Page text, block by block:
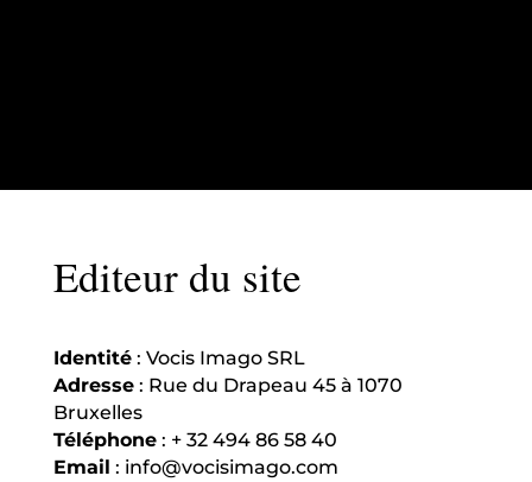
Editeur du site
Identité: Vocis Imago SRL
Adresse: Rue du Drapeau 45 à 1070
Bruxelles
Téléphone: + 32 494 86 58 40
Email : info@vocisimago.com